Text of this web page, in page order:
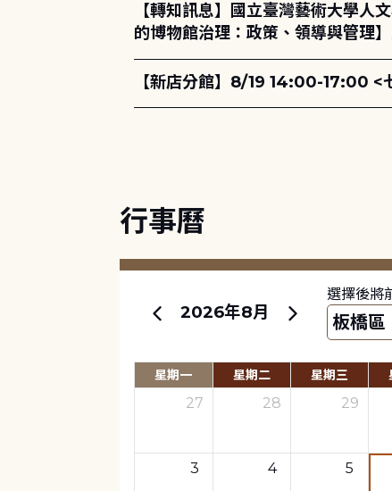
【轉知訊息】國立臺灣藝術大學人
的博物館治理：政策、領導與管理
【新店分館】8/19 14:00-17:00 <
行事曆
2026年8月
選擇後將
星期一 星期二 星期三
27 28 29
3 4 5